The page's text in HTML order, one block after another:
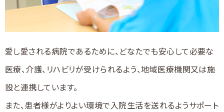
愛し愛される病院であるために、どなたでも安心して必要な
医療、介護、リハビリが受けられるよう、地域医療機関又は施
設と連携しています。
また、患者様がよりよい環境で入院生活を送れるようサポート